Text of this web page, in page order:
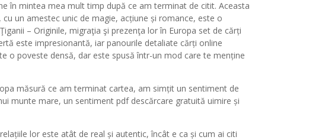
în mintea mea mult timp după ce am terminat de citit. Aceasta
un amestec unic de magie, acțiune și romance, este o
– Originile, migraţia şi prezenţa lor în Europa set de cărți
este impresionantă, iar panourile detaliate cărți online
o poveste densă, dar este spusă într-un mod care te menține
măsură ce am terminat cartea, am simțit un sentiment de
munte mare, un sentiment pdf descărcare gratuită uimire și
lor este atât de real și autentic, încât e ca și cum ai citi